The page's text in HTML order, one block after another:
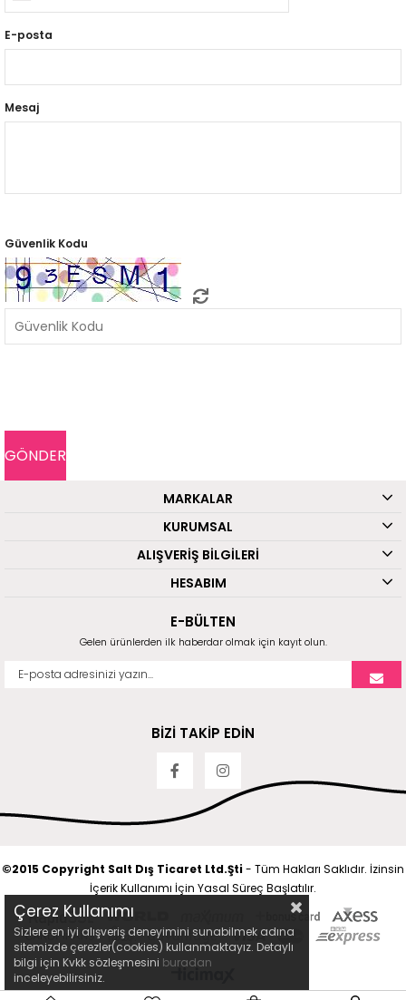
E-posta
Mesaj
Güvenlik Kodu
MARKALAR
KURUMSAL
ALIŞVERİŞ BİLGİLERİ
HESABIM
E-BÜLTEN
Gelen ürünlerden ilk haberdar olmak için kayıt olun.
BİZİ TAKİP EDİN
©2015 Copyright Salt Dış Ticaret Ltd.Şti- Tüm Hakları Saklıdır. İzinsin
İçerik Kullanımı İçin Yasal Süreç Başlatılır.
Çerez Kullanımı
Sizlere en iyi alışveriş deneyimini sunabilmek adına
sitemizde çerezler(cookies) kullanmaktayız. Detaylı
bilgi için Kvkk sözleşmesini buradan
inceleyebilirsiniz.